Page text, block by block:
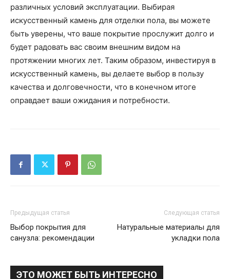
различных условий эксплуатации. Выбирая
искусственный камень для отделки пола, вы можете
быть уверены, что ваше покрытие прослужит долго и
будет радовать вас своим внешним видом на
протяжении многих лет. Таким образом, инвестируя в
искусственный камень, вы делаете выбор в пользу
качества и долговечности, что в конечном итоге
оправдает ваши ожидания и потребности.
Предыдущая статья
Выбор покрытия для
санузла: рекомендации
Следующая статья
Натуральные материалы для
укладки пола
ЭТО МОЖЕТ БЫТЬ ИНТЕРЕСНО